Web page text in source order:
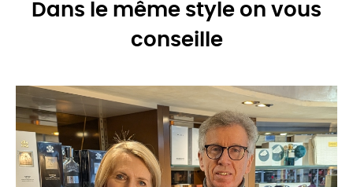
Dans le même style on vous
conseille